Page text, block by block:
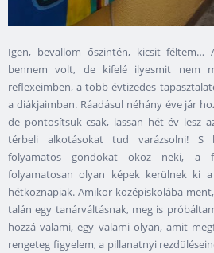
Igen, bevallom őszintén, kicsit féltem…
bennem volt, de kifelé ilyesmit nem
reflexeimben, a több évtizedes
a diákjaimban. Ráadásul néhány éve jár
de pontosítsuk csak, lassan hét év lesz
térbeli alkotásokat tud varázsolni! S
folyamatos gondokat okoz neki, a
folyamatosan olyan képek kerülnek ki
hétköznapiak. Amikor középiskolába
talán egy tanárváltásnak, meg is
hozzá valami, egy valami olyan, amit
rengeteg figyelem, a pillanatnyi